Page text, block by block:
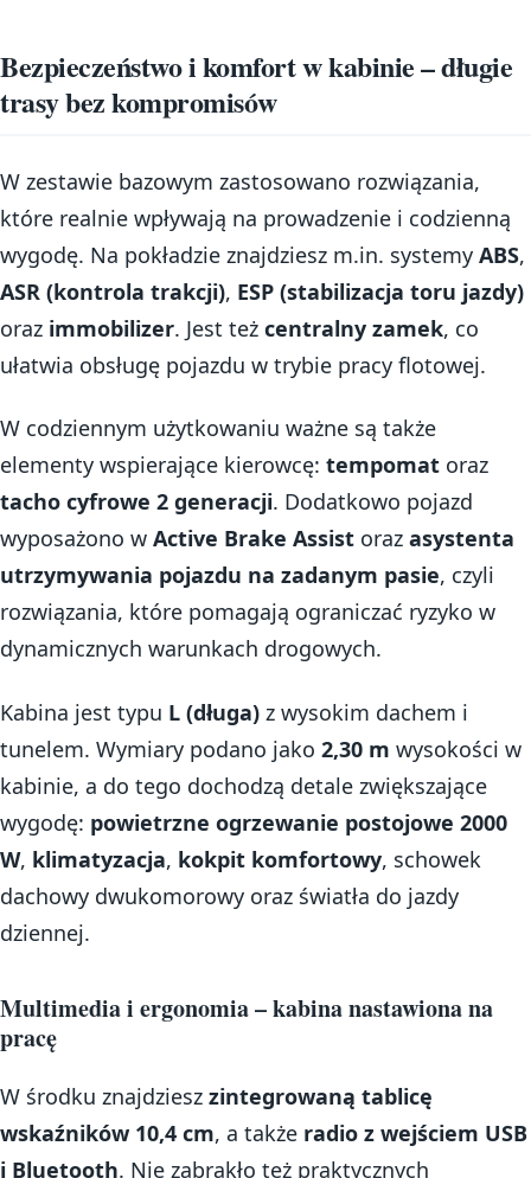
Bezpieczeństwo i komfort w kabinie – długie
trasy bez kompromisów
W zestawie bazowym zastosowano rozwiązania,
które realnie wpływają na prowadzenie i codzienną
wygodę. Na pokładzie znajdziesz m.in. systemy ABS,
ASR (kontrola trakcji), ESP (stabilizacja toru jazdy)
oraz immobilizer. Jest też centralny zamek, co
ułatwia obsługę pojazdu w trybie pracy flotowej.
W codziennym użytkowaniu ważne są także
elementy wspierające kierowcę: tempomat oraz
tacho cyfrowe 2 generacji. Dodatkowo pojazd
wyposażono w Active Brake Assist oraz asystenta
utrzymywania pojazdu na zadanym pasie, czyli
rozwiązania, które pomagają ograniczać ryzyko w
dynamicznych warunkach drogowych.
Kabina jest typu L (długa) z wysokim dachem i
tunelem. Wymiary podano jako 2,30 m wysokości w
kabinie, a do tego dochodzą detale zwiększające
wygodę: powietrzne ogrzewanie postojowe 2000
W, klimatyzacja, kokpit komfortowy, schowek
dachowy dwukomorowy oraz światła do jazdy
dziennej.
Multimedia i ergonomia – kabina nastawiona na
pracę
W środku znajdziesz zintegrowaną tablicę
wskaźników 10,4 cm, a także radio z wejściem USB
i Bluetooth. Nie zabrakło też praktycznych